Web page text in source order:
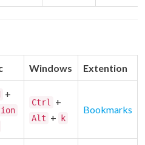
Windows Extention
+
Ctrl +
Alt + k
Bookmarks